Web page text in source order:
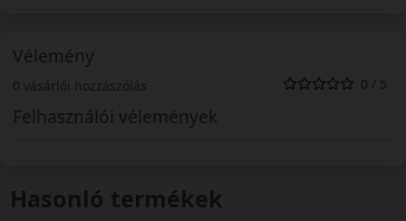
Vélemény
0 vásárlói hozzászólás 0 / 5
Felhasználói vélemények
Hasonló termékek